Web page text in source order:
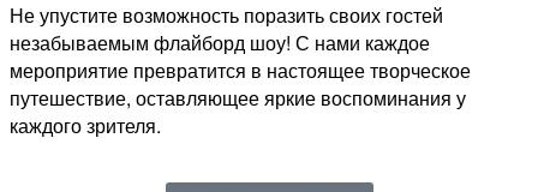
Не упустите возможность поразить своих гостей
незабываемым флайборд шоу! С нами каждое
мероприятие превратится в настоящее творческое
путешествие, оставляющее яркие воспоминания у
каждого зрителя.